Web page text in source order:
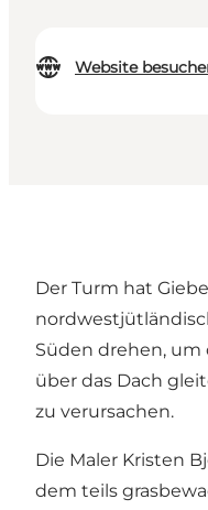
Website
Der Turm hat
Süden drehen,
über das Dach
zu verursachen.
Die Maler Kristen
dem teils